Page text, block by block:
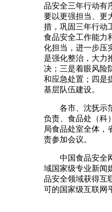
品安全三年行动有
要以更强担当、更
措，巩固三年行动
食品安全工作能力
化担当，进一步压
是强化整治，大力
决；三是着眼风险
和应急处置；四是
基层队伍建设。
各市、沈抚示范
负责、食品处（科
局食品处室全体，
责参加会议。
中国食品安全网
域国家级专业新闻
品安全领域获得互
可的国家级互联网